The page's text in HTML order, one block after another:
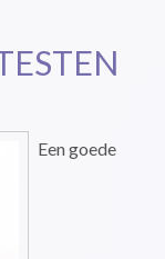
Een goede